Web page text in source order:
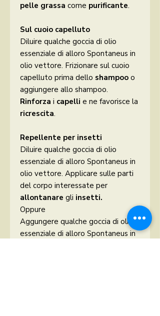
pelle grassa come purificante.
Sul cuoio capelluto
Diluire qualche goccia di olio
essenziale di alloro Spontaneus in
olio vettore. Frizionare sul cuoio
capelluto prima dello shampoo o
aggiungere allo shampoo.
Rinforza i capelli e ne favorisce la
ricrescita.
Repellente per insetti
Diluire qualche goccia di olio
essenziale di alloro Spontaneus in
olio vettore. Applicare sulle parti
del corpo interessate per
allontanare gli insetti.
Oppure
Aggungere qualche goccia di olio
essenziale di alloro Spontaneus in